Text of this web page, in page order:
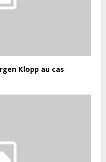
Klopp au cas